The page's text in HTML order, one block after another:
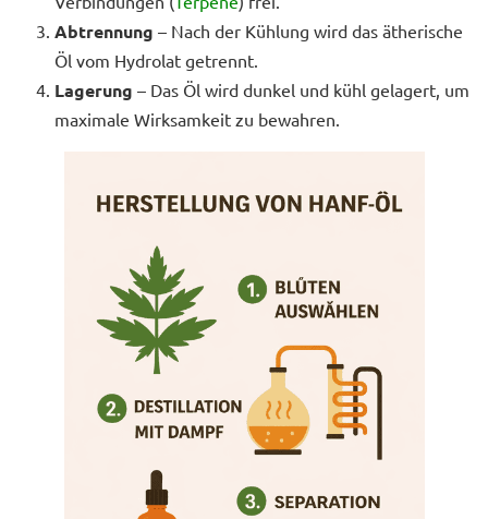
Abtrennung – Nach der Kühlung wird das ätherische
Öl vom Hydrolat getrennt.
Lagerung – Das Öl wird dunkel und kühl gelagert, um
maximale Wirksamkeit zu bewahren.